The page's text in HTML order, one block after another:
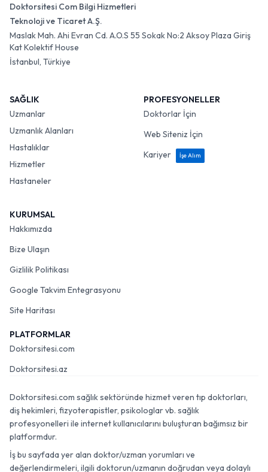
Doktorsitesi Com Bilgi Hizmetleri
Teknoloji ve Ticaret A.Ş.
Maslak Mah. Ahi Evran Cd. A.O.S 55 Sokak No:2 Aksoy Plaza Giriş
Kat Kolektif House
İstanbul, Türkiye
SAĞLIK
Uzmanlar
Uzmanlık Alanları
Hastalıklar
Hizmetler
Hastaneler
PROFESYONELLER
Doktorlar İçin
Web Siteniz İçin
Kariyer
İşe Alım
KURUMSAL
Hakkımızda
Bize Ulaşın
Gizlilik Politikası
Google Takvim Entegrasyonu
Site Haritası
PLATFORMLAR
Doktorsitesi.com
Doktorsitesi.az
Doktorsitesi.com sağlık sektöründe hizmet veren tıp doktorları,
diş hekimleri, fizyoterapistler, psikologlar vb. sağlık
profesyonelleri ile internet kullanıcılarını buluşturan bağımsız bir
platformdur.
İş bu sayfada yer alan doktor/uzman yorumları ve
değerlendirmeleri, ilgili doktorun/uzmanın doğrudan veya dolaylı